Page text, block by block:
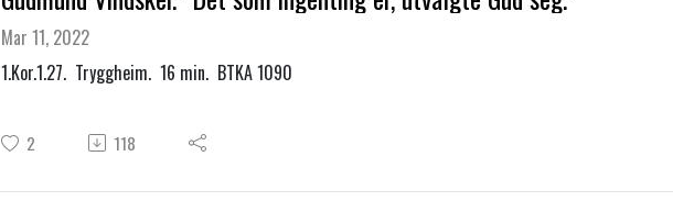
Mar 11, 2022
1.Kor.1.27. Tryggheim. 16 min. BTKA 1090
2 118